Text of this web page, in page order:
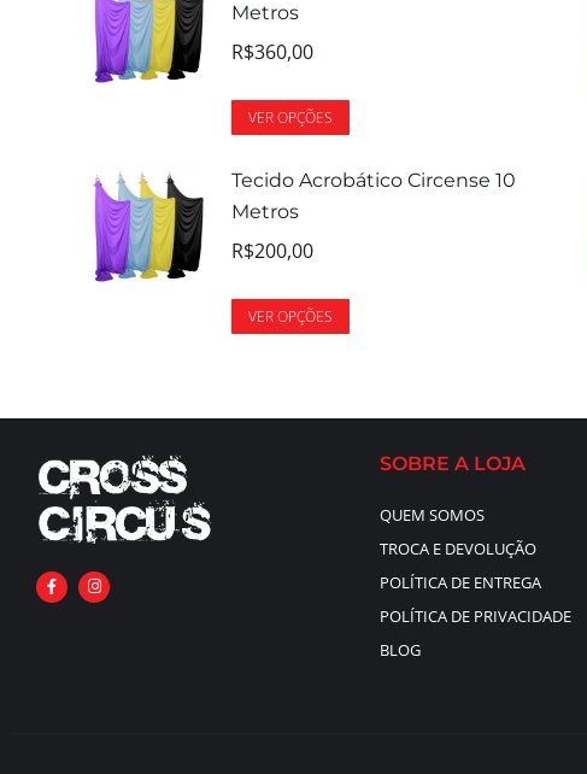
Metros
R$360,00
VER OPÇÕES
Tecido Acrobático Circense 10
Metros
R$200,00
VER OPÇÕES
SOBRE A LOJA
QUEM SOMOS
TROCA E DEVOLUÇÃO
POLÍTICA DE ENTREGA
POLÍTICA DE PRIVACIDADE
BLOG